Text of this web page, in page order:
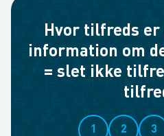
Hvor tilfreds er
information om
= slet ikke
1 2 3